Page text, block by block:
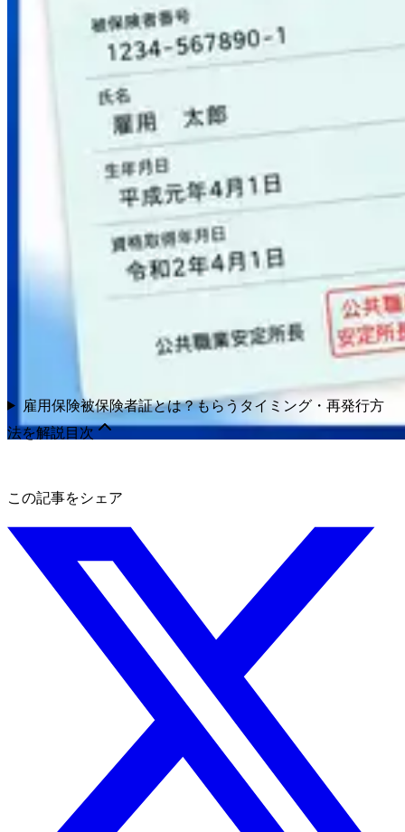
雇用保険被保険者証とは？もらうタイミング・再発行方
法を解説 目次
この記事をシェア